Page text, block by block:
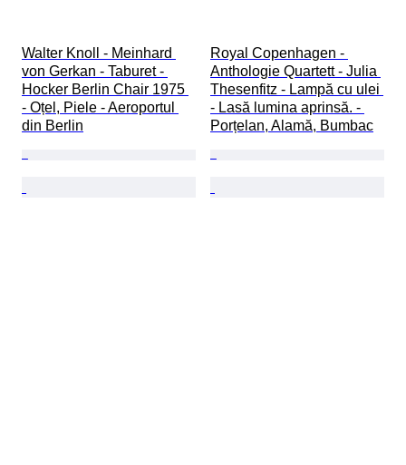
Walter Knoll - Meinhard
von Gerkan - Taburet -
Hocker Berlin Chair 1975
- Oțel, Piele - Aeroportul
din Berlin
Royal Copenhagen -
Anthologie Quartett - Julia
Thesenfitz - Lampă cu ulei
- Lasă lumina aprinsă. -
Porțelan, Alamă, Bumbac